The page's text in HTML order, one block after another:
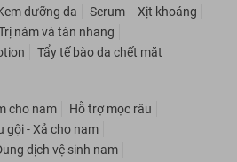
dưỡng da Serum
Xịt khoáng
nám và tàn nhang
Tẩy tế bào da chết mặt
cho nam
Hỗ trợ mọc râu
gội - Xả cho nam
dịch vệ sinh nam